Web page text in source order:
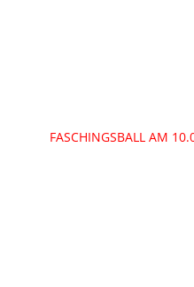
FASCHINGSBALL AM